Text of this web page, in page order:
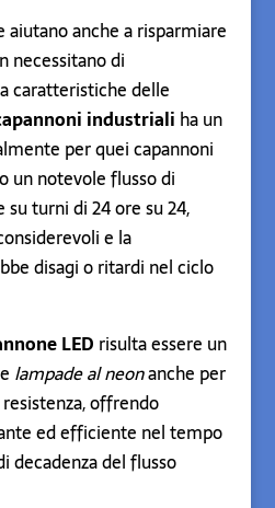
aiutano anche a risparmiare
necessitano di
caratteristiche delle
industriali ha un
per quei capannoni
un notevole flusso di
turni di 24 ore su 24,
e la
disagi o ritardi nel ciclo
LED risulta essere un
lampade al neonanche per
offrendo
ed efficiente nel tempo
decadenza del flusso